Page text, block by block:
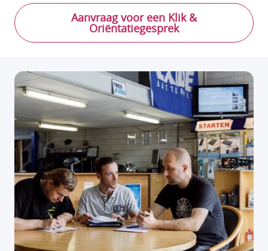
Aanvraag voor een Klik &
Oriëntatiegesprek